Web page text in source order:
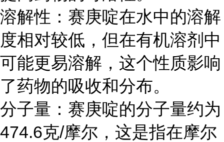
溶解性：赛庚啶在水中的溶解
度相对较低，但在有机溶剂中
可能更易溶解，这个性质影响
了药物的吸收和分布。
分子量：赛庚啶的分子量约为
474.6克/摩尔，这是指在摩尔